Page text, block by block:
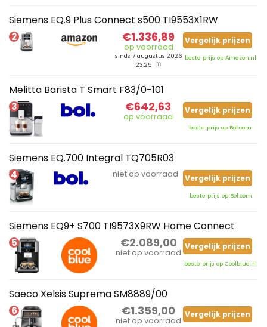
Siemens EQ.9 Plus Connect s500 TI9553X1RW
2 €1.336,89
op voorraad
sinds 7 augustus 2026
23:25
Vergelijk prijzen
beste prijs op Amazon.nl
Melitta Barista T Smart F83/0-101
3 €642,63
op voorraad
Vergelijk prijzen
beste prijs op Bol.com
Siemens EQ.700 Integral TQ705R03
4 niet op voorraad Vergelijk prijzen
beste prijs op Bol.com
Siemens EQ9+ S700 TI9573X9RW Home Connect
5 €2.089,00
niet op voorraad
Vergelijk prijzen
beste prijs op Coolblue.nl
Saeco Xelsis Suprema SM8889/00
6 €1.359,00
niet op voorraad
Vergelijk prijzen